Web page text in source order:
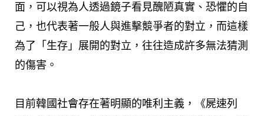
面，可以視為人透過鏡子看見醜陋真實、恐懼的自
己，也代表著一般人與進擊競爭者的對立，而這樣
為了「生存」展開的對立，往往造成許多無法猜測
的傷害。
目前韓國社會存在著明顯的唯利主義，《屍速列